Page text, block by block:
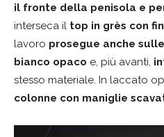
il fronte della penisola e
interseca il top in grès con
lavoro prosegue anche
bianco opaco e, più avanti,
stesso materiale. In laccato
colonne con maniglie